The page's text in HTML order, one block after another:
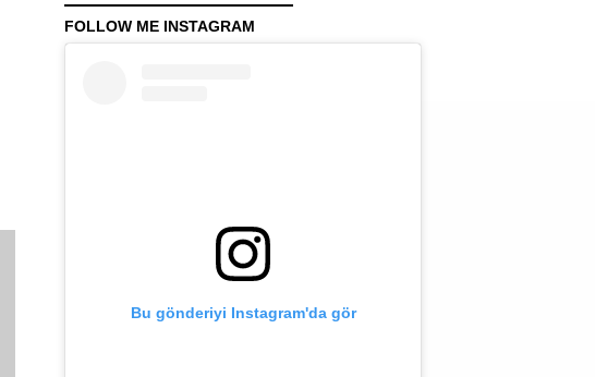
FOLLOW ME INSTAGRAM
Bu gönderiyi Instagram'da gör